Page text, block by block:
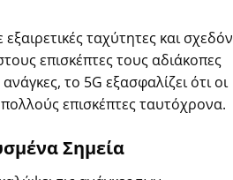
ταχύτητες και σχεδόν
επισκέπτες τους αδιάκοπες
το 5G εξασφαλίζει ότι οι
επισκέπτες ταυτόχρονα.
Σημεία